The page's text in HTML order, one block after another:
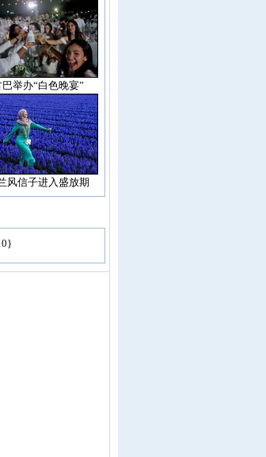
巴举办“白色晚宴”
风信子进入盛放期